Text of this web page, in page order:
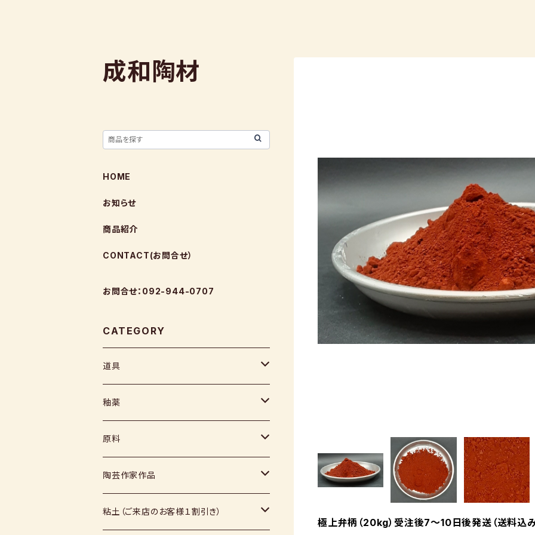
極上弁柄（20kg）受注後7～10日後発送（送料込
成和陶材
HOME
お知らせ
商品紹介
CONTACT(お問合せ）
お問合せ：092-944-0707
CATEGORY
道具
ヘラ
コテ
スポンジ
絵具
釉薬
粉末
液体
福島釉薬
原料
媒溶剤・調整剤等
長石
陶芸作家作品
上野焼
粘土（ご来店のお客様１割引き）